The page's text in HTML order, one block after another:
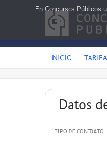
INICIO
Datos
TIPO DE CONTRATO
En Concursos Públicos